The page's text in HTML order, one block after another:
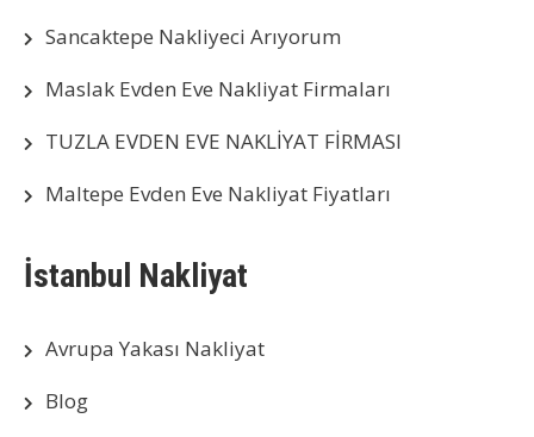
Sancaktepe Nakliyeci Arıyorum
Maslak Evden Eve Nakliyat Firmaları
TUZLA EVDEN EVE NAKLİYAT FİRMASI
Maltepe Evden Eve Nakliyat Fiyatları
İstanbul Nakliyat
Avrupa Yakası Nakliyat
Blog